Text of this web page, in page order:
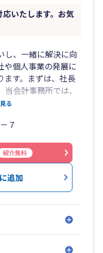
事務、経営管理の効
意としており、決算
。
いたします。お気
し、一緒に解決に向
や個人事業の発展に
ます。まずは、社長
会計事務所では、
をいたします。
る
７
紹介無料
追加